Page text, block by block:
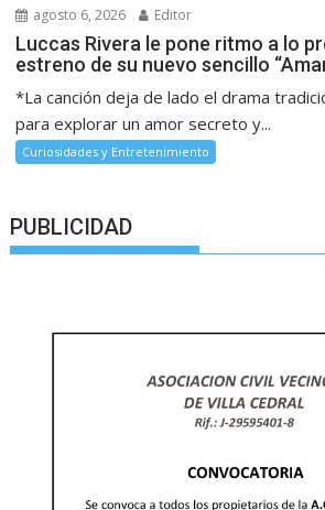
agosto 6, 2026 Editor
Luccas Rivera le pone ritmo a lo
estreno de su nuevo sencillo
*La canción deja de lado el drama
para explorar un amor secreto y...
Curiosidades y Entretenimiento
PUBLICIDAD